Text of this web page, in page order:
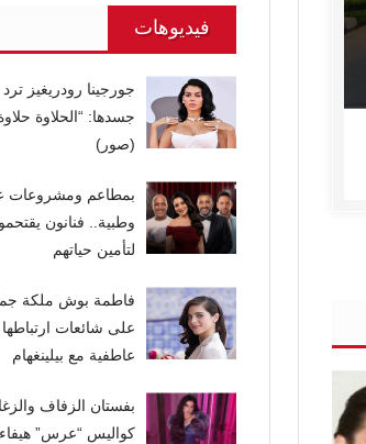
فيديوهات
جورجينا رودريغيز
جسدها: “الحلاوة
(صور)
بمطاعم ومشروعات
وطبية.. فنانون
لتأمين حياتهم
فاطمة بوش ملكة
على شائعات ارتباطها
عاطفية مع بيلينغهام
بفستان الزفاف
كواليس “عرس”